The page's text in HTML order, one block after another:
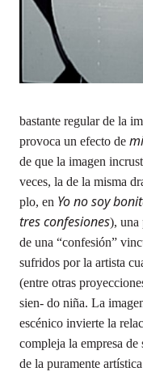
bastante regular de la
provoca un efecto de
de que la imagen
veces, la de la misma
plo, en Yo no soy
tres confesiones), una
de una “confesión”
sufridos por la artista
(entre otras
sien- do niña. La
escénico invierte la
compleja la empresa de
de la puramente